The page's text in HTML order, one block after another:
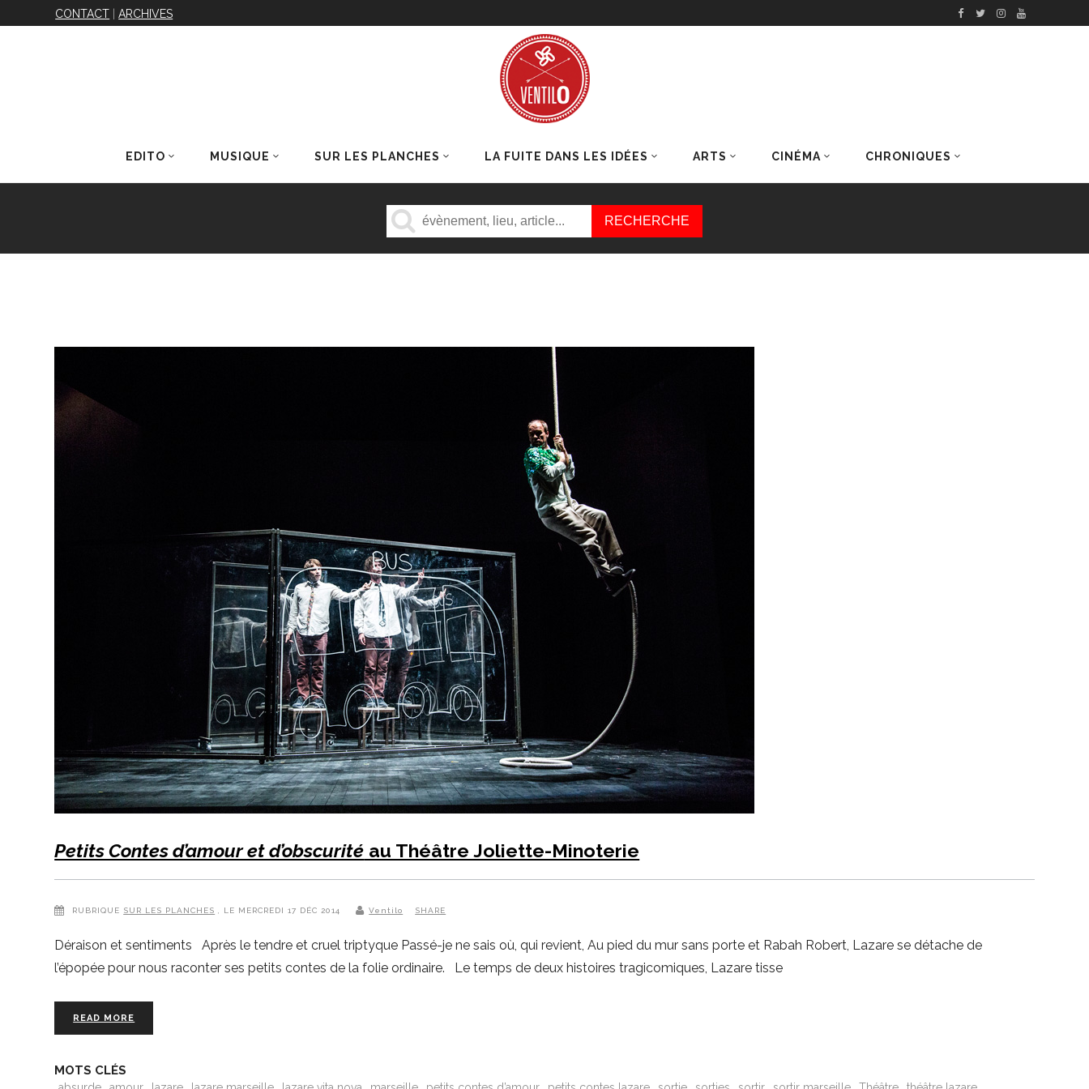
CONTACT |ARCHIVES
EDITO MUSIQUE SUR LES PLANCHES LA FUITE DANS LES IDÉES ARTS CINÉMA CHRONIQUES
DERNIERS ARTICLES
Petits Contes d’amour et d’obscurité au Théâtre Joliette-Minoterie
RUBRIQUE SUR LES PLANCHES , LE MERCREDI 17 DÉC 2014 Ventilo SHARE
Déraison et sentiments Après le tendre et cruel triptyque Passé-je ne sais où, qui revient, Au pied du mur sans porte et Rabah Robert, Lazare se détache de
l’épopée pour nous raconter ses petits contes de la folie ordinaire. Le temps de deux histoires tragicomiques, Lazare tisse
READ MORE
MOTS CLÉS